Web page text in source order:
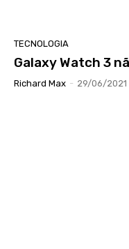
TECNOLOGIA
Galaxy Watch 3
Richard Max - 29/06/2021